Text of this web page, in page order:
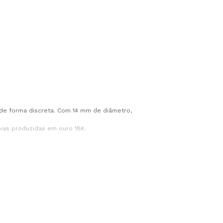
forma discreta. Com 14 mm de diâmetro,
produzidas em ouro 18K.
entre as joias mais procuradas